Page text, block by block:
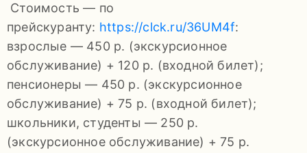
Стоимость — по
прейскуранту: https://clck.ru/36UM4f:
взрослые — 450 р. (экскурсионное
обслуживание) + 120 р. (входной билет);
пенсионеры — 450 р. (экскурсионное
обслуживание) + 75 р. (входной билет);
школьники, студенты — 250 р.
(экскурсионное обслуживание) + 75 р.